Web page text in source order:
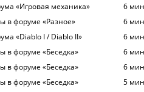
«Игровая механика»
6
в форуме «Разное»
6
«Diablo I / Diablo II»
6
в форуме «Беседка»
6
в форуме «Беседка»
6
в форуме «Беседка»
5